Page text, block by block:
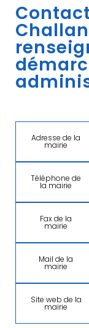
Adresse de la
mairie
Téléphone de
la mairie
Fax de la
mairie
Mail de la
mairie
Site web de la
mairie